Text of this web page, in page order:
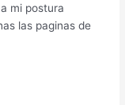
mi postura
las paginas de